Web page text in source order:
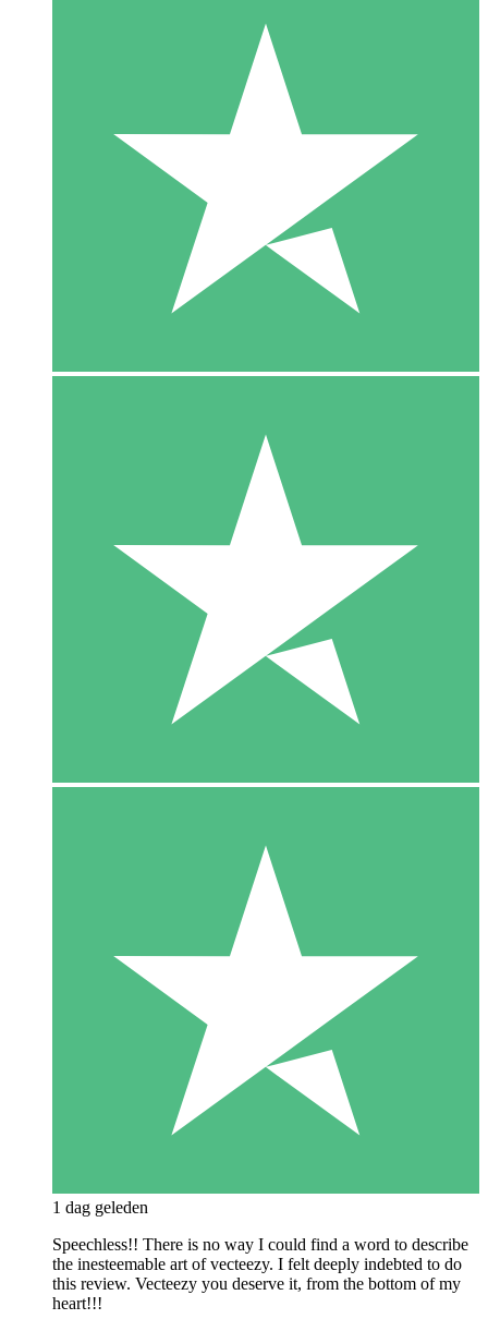
1 dag geleden
Speechless!! There is no way I could find a word to describe
the inesteemable art of vecteezy. I felt deeply indebted to do
this review. Vecteezy you deserve it, from the bottom of my
heart!!!